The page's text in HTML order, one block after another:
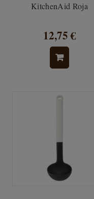
KitchenAid Roja
12,75 €